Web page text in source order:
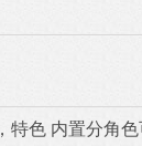
特色 内置分角